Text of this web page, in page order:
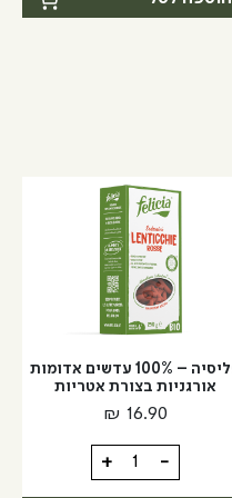
פשתן
פליסיה – 100% עדשים אדומות
אורגניות בצורת אטריות
₪ 16.90
-
כמות
של
+